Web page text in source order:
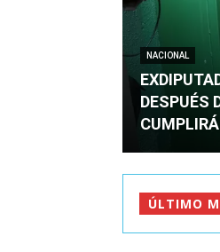
NACIONAL
DESPUÉS
ÚLTIMO